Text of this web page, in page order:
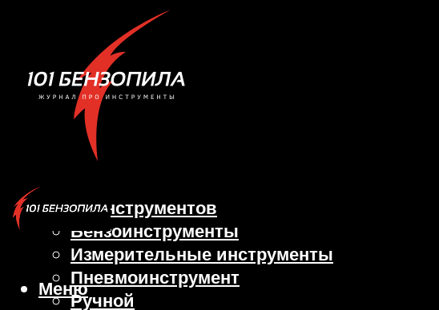
Виды инструментов
Бензоинструменты
Измерительные инструменты
Пневмоинструмент
Ручной
Меню